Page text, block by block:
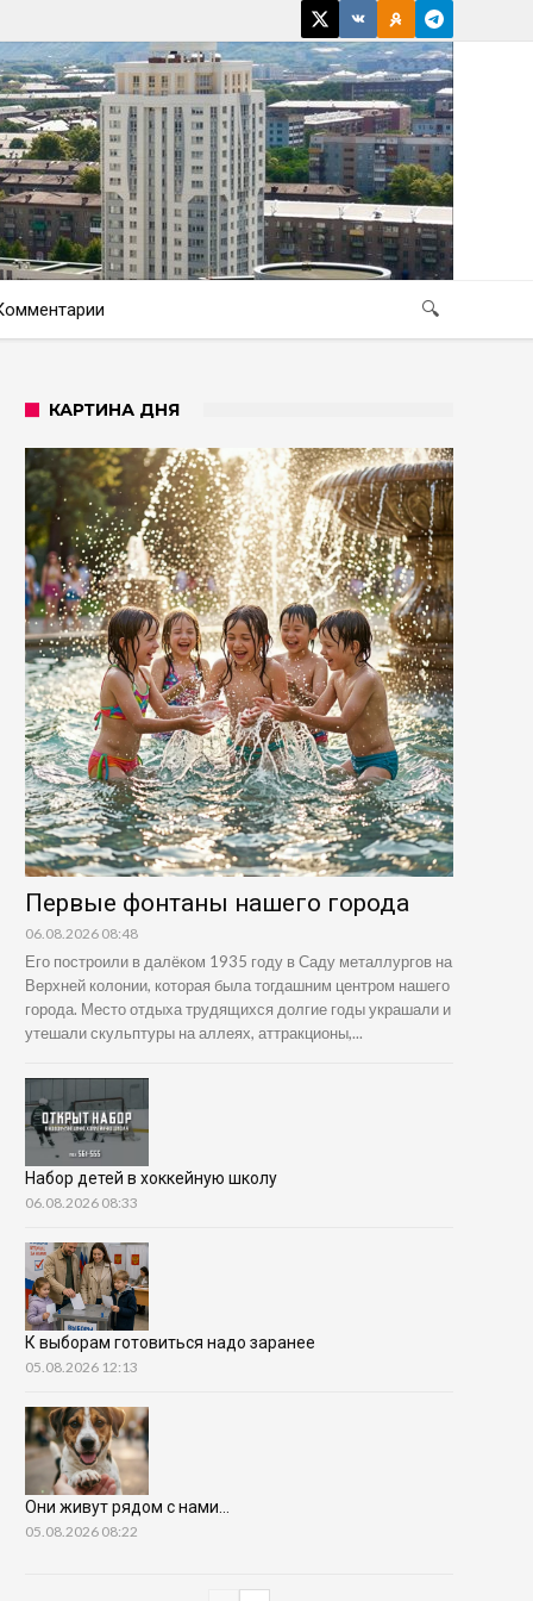
🔍
КАРТИНА ДНЯ
Первые фонтаны нашего города
06.08.2026 08:48
Его построили в далёком 1935 году в Саду металлургов на
Верхней колонии, которая была тогдашним центром нашего
города. Место отдыха трудящихся долгие годы украшали и
утешали скульптуры на аллеях, аттракционы,...
Набор детей в хоккейную школу
06.08.2026 08:33
К выборам готовиться надо заранее
05.08.2026 12:13
Они живут рядом с нами…
05.08.2026 08:22